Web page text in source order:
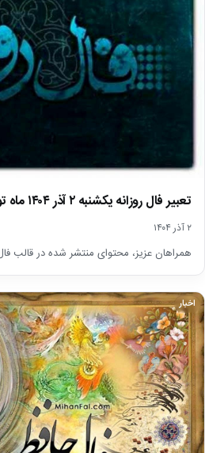
تعبیر فال روزانه یکشنبه ۲ آذر ۱۴۰۴ ماه تولدتان چیست؟
۲ آذر ۱۴۰۴
همراهان عزیز، محتوای منتشر شده در قالب
اخبار